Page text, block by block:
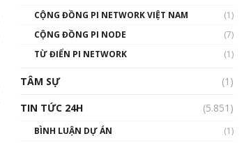
01:32:59
Talkshow17: Mùa đông
Crypto – Chiếc khăn gió ấm
01:49:30
CỘNG ĐỒNG PI NETWORK VIỆT NAM
(1)
CỘNG ĐỒNG PI NODE
(7)
TỪ ĐIỂN PI NETWORK
(1)
TÂM SỰ
(1)
TIN TỨC 24H
(5.851)
BÌNH LUẬN DỰ ÁN
(1)